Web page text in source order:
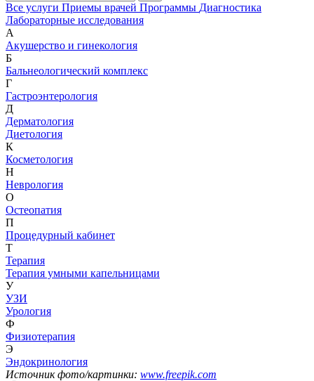
Все услуги Приемы врачей Программы Диагностика
Лабораторные исследования
А
Акушерство и гинекология
Б
Бальнеологический комплекс
Г
Гастроэнтерология
Д
Дерматология
Диетология
К
Косметология
Н
Неврология
О
Остеопатия
П
Процедурный кабинет
Т
Терапия
Терапия умными капельницами
У
УЗИ
Урология
Ф
Физиотерапия
Э
Эндокринология
Источник фото/картинки: www.freepik.com